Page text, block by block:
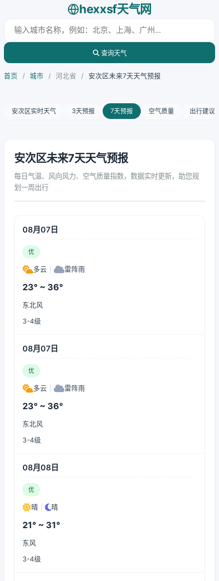
hexxsf天气网
查询天气
首页 / 城市 / 河北省 / 安次区未来7天天气预报
安次区实时天气 3天预报 7天预报 空气质量 出行建议
安次区未来7天天气预报
每日气温、风向风力、空气质量指数，数据实时更新，助您规
划一周出行
08月07日
优
多云 雷阵雨
23° ~ 36°
东北风
3-4级
08月07日
优
多云 雷阵雨
23° ~ 36°
东北风
3-4级
08月08日
优
晴 晴
21° ~ 31°
东风
3-4级